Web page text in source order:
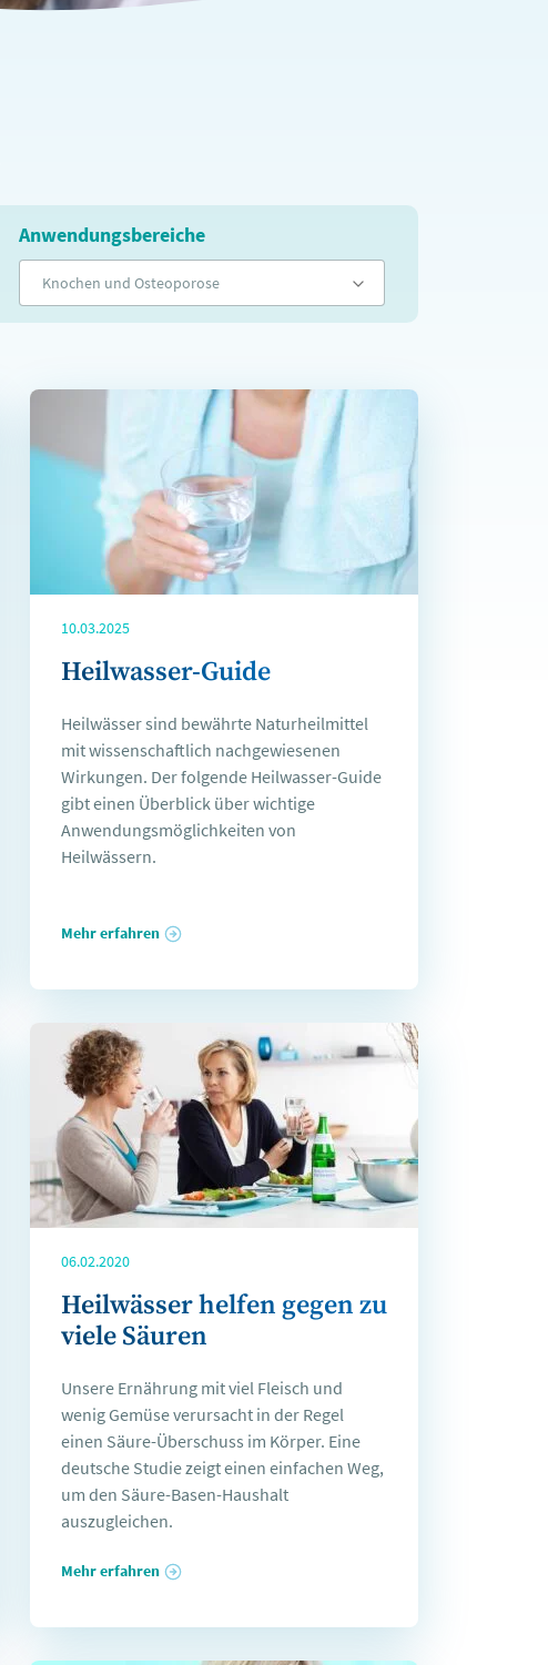
Anwendungsbereiche
Knochen und Osteoporose
10.03.2025
Heilwasser-Guide
Heilwässer sind bewährte Naturheilmittel
mit wissenschaftlich nachgewiesenen
Wirkungen. Der folgende Heilwasser-Guide
gibt einen Überblick über wichtige
Anwendungsmöglichkeiten von
Heilwässern.
Mehr erfahren
06.02.2020
Heilwässer helfen gegen zu
viele Säuren
Unsere Ernährung mit viel Fleisch und
wenig Gemüse verursacht in der Regel
einen Säure-Überschuss im Körper. Eine
deutsche Studie zeigt einen einfachen Weg,
um den Säure-Basen-Haushalt
auszugleichen.
Mehr erfahren